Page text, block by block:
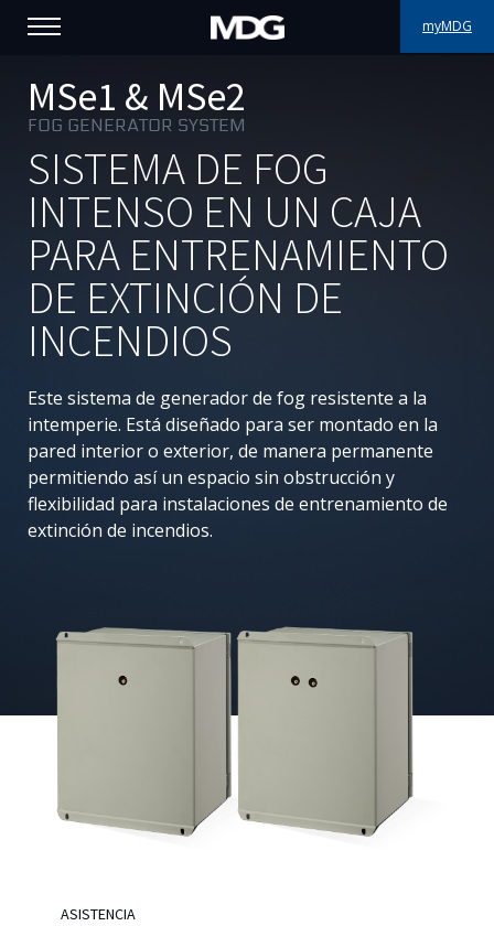
myMDG
PRODUCTOS
ASISTENCIA
PORFOLIO
ACERCA DE MDG
DÓNDE COMPRAR
VISÍTENOS
NOTICIAS
Contáctenos
Español
MSe1 & MSe2
FOG GENERATOR SYSTEM
SISTEMA DE FOG
INTENSO EN UN CAJA
PARA ENTRENAMIENTO
DE EXTINCIÓN DE
INCENDIOS
Este sistema de generador de fog resistente a la
intemperie. Está diseñado para ser montado en la
pared interior o exterior, de manera permanente
permitiendo así un espacio sin obstrucción y
flexibilidad para instalaciones de entrenamiento de
extinción de incendios.
ASISTENCIA